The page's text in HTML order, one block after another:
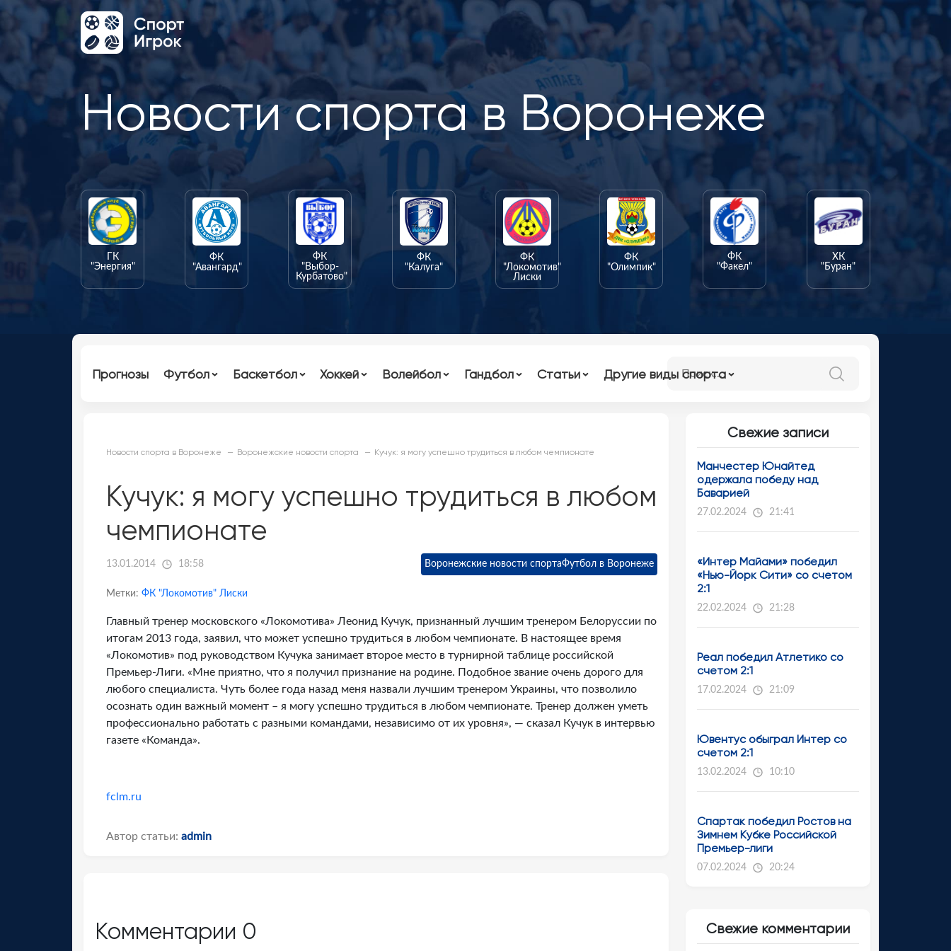
Новости спорта в Воронеже
ГК
"Энергия"
ФК
"Авангард"
ФК
"Выбор-
Курбатово"
ФК
"Калуга"
ФК
"Локомотив"
Лиски
ФК
"Олимпик"
ФК
"Факел"
ХК
"Буран"
Прогнозы Футбол Баскетбол Хоккей Волейбол Гандбол Статьи Другие виды спорта
Новости спорта в Воронеже Воронежские новости спорта Кучук: я могу успешно трудиться в любом чемпионате
Кучук: я могу успешно трудиться в любом
чемпионате
13.01.2014 18:58 Воронежские новости спортаФутбол в Воронеже
Метки: ФК "Локомотив" Лиски
Главный тренер московского «Локомотива» Леонид Кучук, признанный лучшим тренером Белоруссии по
итогам 2013 года, заявил, что может успешно трудиться в любом чемпионате. В настоящее время
«Локомотив» под руководством Кучука занимает второе место в турнирной таблице российской
Премьер-Лиги. «Мне приятно, что я получил признание на родине. Подобное звание очень дорого для
любого специалиста. Чуть более года назад меня назвали лучшим тренером Украины, что позволило
осознать один важный момент – я могу успешно трудиться в любом чемпионате. Тренер должен уметь
профессионально работать с разными командами, независимо от их уровня», — сказал Кучук в интервью
газете «Команда».
fclm.ru
Автор статьи: admin
Комментарии 0
Свежие записи
Манчестер Юнайтед
одержала победу над
Баварией
27.02.2024 21:41
«Интер Майами» победил
«Нью-Йорк Сити» со счетом
2:1
22.02.2024 21:28
Реал победил Атлетико со
счетом 2:1
17.02.2024 21:09
Ювентус обыграл Интер со
счетом 2:1
13.02.2024 10:10
Спартак победил Ростов на
Зимнем Кубке Российской
Премьер-лиги
07.02.2024 20:24
Свежие комментарии